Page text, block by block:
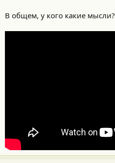
В общем, у кого какие мысли?